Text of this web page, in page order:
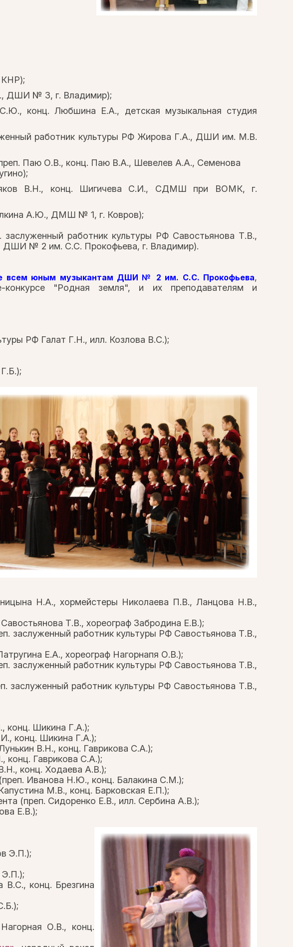
КНР);
ДШИ № 3, г. Владимир);
конц. Любшина Е.А., детская музыкальная студия
работник культуры РФ Жирова Г.А., ДШИ им. М.В.
Паю О.В., конц. Паю В.А., Шевелев А.А., Семенова
В.Н., конц. Шигичева С.И., СДМШ при ВОМК, г.
А.Ю., ДМШ № 1, г. Ковров);
заслуженный работник культуры РФ Савостьянова Т.В.,
ДШИ № 2 им. С.С. Прокофьева, г. Владимир).
всем юным музыкантам ДШИ № 2 им. С.С. Прокофьева,
конкурсе "Родная земля", и их преподавателям и
РФ Галат Г.Н., илл. Козлова В.С.);
Н.А., хормейстеры Николаева П.В., Ланцова Н.В.,
Т.В., хореограф Забродина Е.В.);
заслуженный работник культуры РФ Савостьянова Т.В.,
Е.А., хореограф Нагорнапя О.В.);
заслуженный работник культуры РФ Савостьянова Т.В.,
заслуженный работник культуры РФ Савостьянова Т.В.,
конц. Шикина Г.А.);
конц. Шикина Г.А.);
В.Н., конц. Гаврикова С.А.);
конц. Гаврикова С.А.);
конц. Ходаева А.В.);
Иванова Н.Ю., конц. Балакина С.М.);
М.В., конц. Барковская Е.П.);
(преп. Сидоренко Е.В., илл. Сербина А.В.);
Е.В.);
Э.П.);
Э.П.);
В.С., конц. Брезгина
О.В., конц.